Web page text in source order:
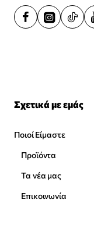
Σχετικά με εμάς
Ποιοί Είμαστε
Προϊόντα
Τα νέα μας
Επικοινωνία